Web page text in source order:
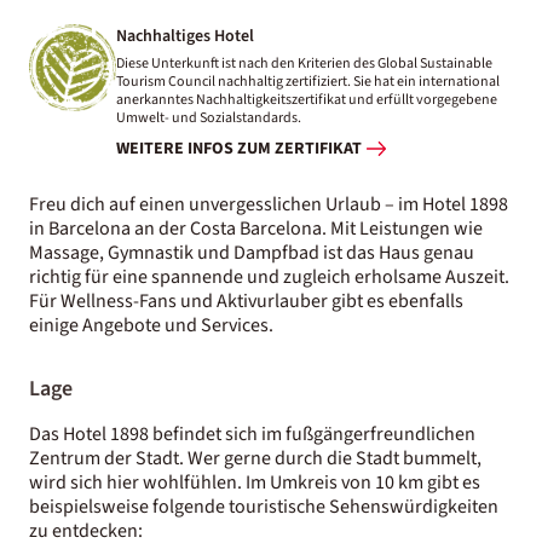
Nachhaltiges Hotel
Diese Unterkunft ist nach den Kriterien des Global Sustainable
Tourism Council nachhaltig zertifiziert. Sie hat ein international
anerkanntes Nachhaltigkeitszertifikat und erfüllt vorgegebene
Umwelt- und Sozialstandards.
WEITERE INFOS ZUM ZERTIFIKAT
Freu dich auf einen unvergesslichen Urlaub – im Hotel 1898
in Barcelona an der Costa Barcelona. Mit Leistungen wie
Massage, Gymnastik und Dampfbad ist das Haus genau
richtig für eine spannende und zugleich erholsame Auszeit.
Für Wellness-Fans und Aktivurlauber gibt es ebenfalls
einige Angebote und Services.
Lage
Das Hotel 1898 befindet sich im fußgängerfreundlichen
Zentrum der Stadt. Wer gerne durch die Stadt bummelt,
wird sich hier wohlfühlen. Im Umkreis von 10 km gibt es
beispielsweise folgende touristische Sehenswürdigkeiten
zu entdecken: